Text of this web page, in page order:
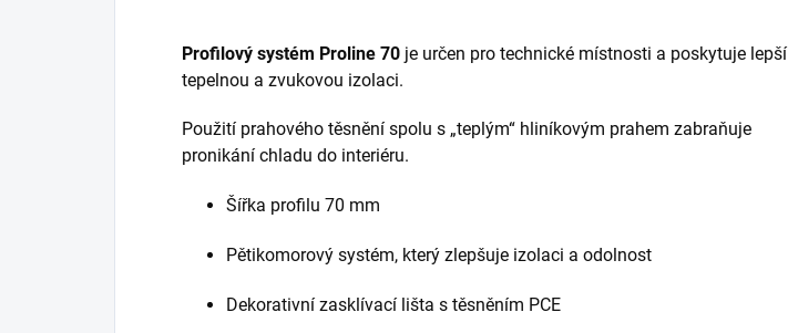
Profilový systém Proline 70 je určen pro technické místnosti a poskytuje lepší
tepelnou a zvukovou izolaci.
Použití prahového těsnění spolu s „teplým“ hliníkovým prahem zabraňuje
pronikání chladu do interiéru.
Šířka profilu 70 mm
Pěti­komorový systém, který zlepšuje izolaci a odolnost
Dekorativní zasklívací lišta s těsněním PCE